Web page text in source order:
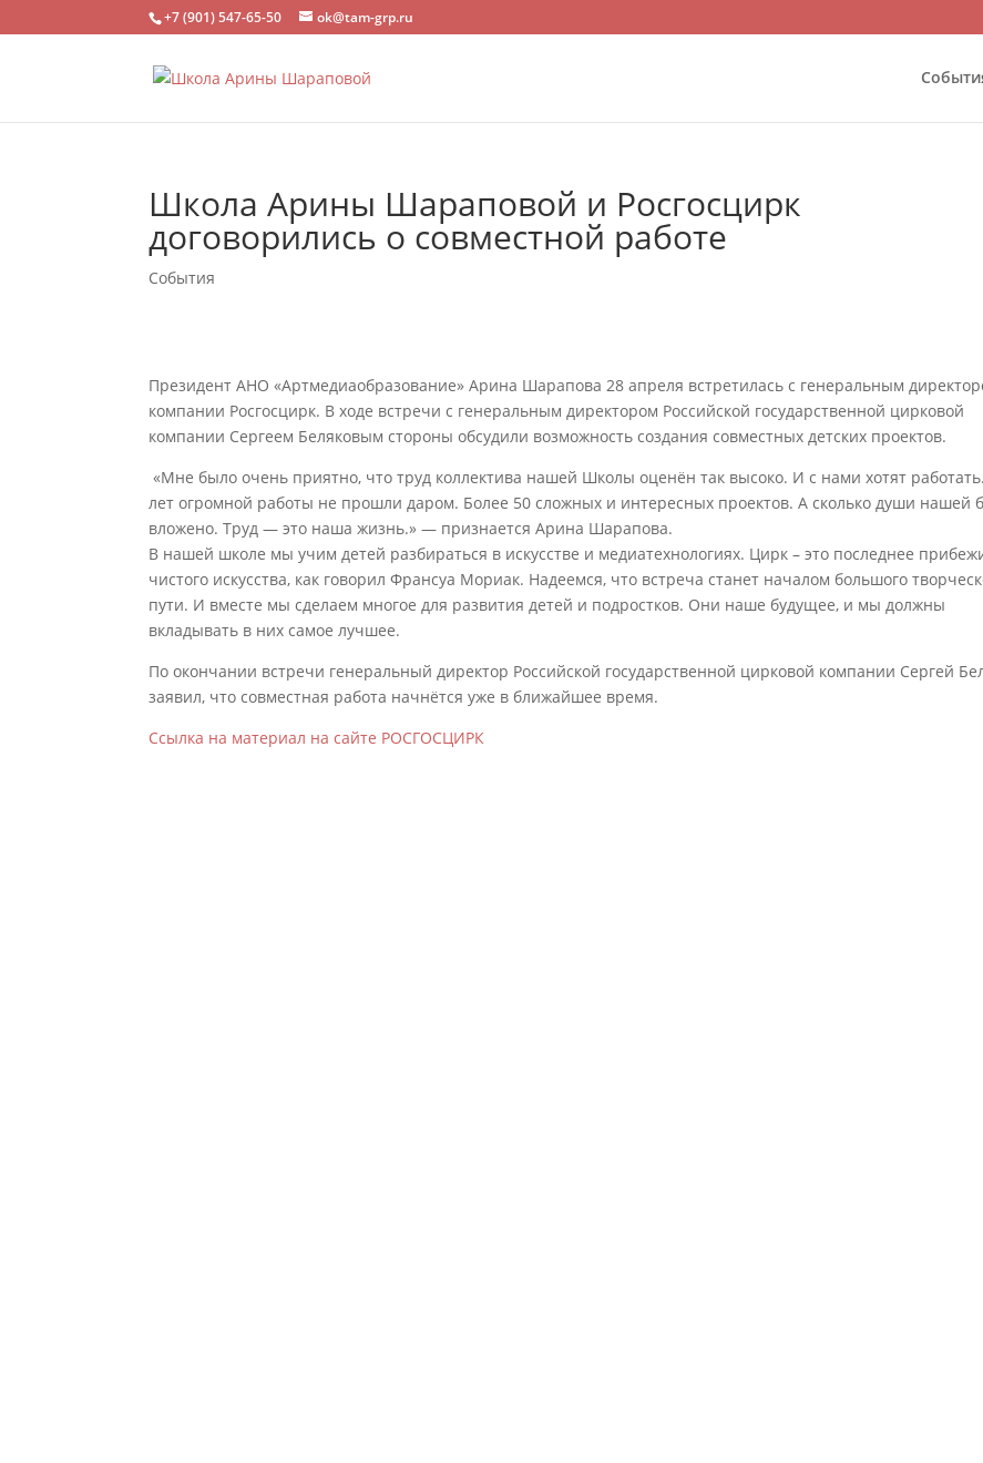
+7 (901) 547-65-50 ok@tam-grp.ru
Школа Арины Шараповой и Росгосцирк
договорились о совместной работе
События
Президент АНО «Артмедиаобразование» Арина Шарапова 28 апреля встретилась с генеральным
компании Росгосцирк. В ходе встречи с генеральным директором Российской государственной цирковой
компании Сергеем Беляковым стороны обсудили возможность создания совместных детских проектов.
«Мне было очень приятно, что труд коллектива нашей Школы оценён так высоко. И с нами хотят
лет огромной работы не прошли даром. Более 50 сложных и интересных проектов. А сколько души нашей
вложено. Труд — это наша жизнь.» — признается Арина Шарапова.
В нашей школе мы учим детей разбираться в искусстве и медиатехнологиях. Цирк – это последнее
чистого искусства, как говорил Франсуа Мориак. Надеемся, что встреча станет началом большого
пути. И вместе мы сделаем многое для развития детей и подростков. Они наше будущее, и мы должны
вкладывать в них самое лучшее.
По окончании встречи генеральный директор Российской государственной цирковой компании Сергей
заявил, что совместная работа начнётся уже в ближайшее время.
Ссылка на материал на сайте РОСГОСЦИРК